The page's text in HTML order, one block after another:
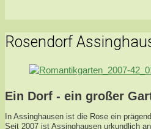
Rosendorf
Ein Dorf - ein großer
In Assinghausen ist die Rose ein
Seit 2007 ist Assinghausen urkundlich